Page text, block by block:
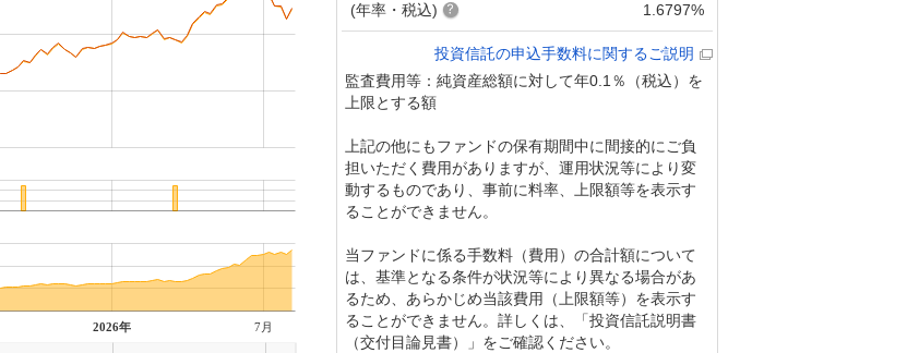
2026年 7月
(年率・税込)
1.6797%
投資信託の申込手数料に関するご説明
監査費用等：純資産総額に対して年0.1％（税込）を
上限とする額
上記の他にもファンドの保有期間中に間接的にご負
担いただく費用がありますが、運用状況等により変
動するものであり、事前に料率、上限額等を表示す
ることができません。
当ファンドに係る手数料（費用）の合計額について
は、基準となる条件が状況等により異なる場合があ
るため、あらかじめ当該費用（上限額等）を表示す
ることができません。詳しくは、「投資信託説明書
（交付目論見書）」をご確認ください。